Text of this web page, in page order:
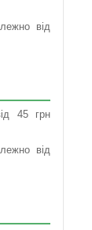
від
45 грн
від